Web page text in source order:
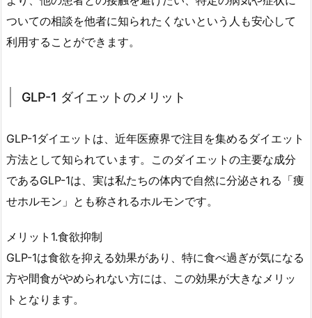
1
ダ
ッ
メ
リ
ッ
ト
4.
G
L
ついての相談を他者に知られたくないという人も安心して
利用することができます。
GLP-1 ダイエットのメリット
GLP-1ダイエットは、近年医療界で注目を集めるダイエット
方法として知られています。このダイエットの主要な成分
であるGLP-1は、実は私たちの体内で自然に分泌される「痩
せホルモン」とも称されるホルモンです。
メリット1.食欲抑制
GLP-1は食欲を抑える効果があり、特に食べ過ぎが気になる
方や間食がやめられない方には、この効果が大きなメリッ
トとなります。